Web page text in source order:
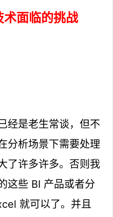
术面临的挑战
经是老生常谈，但不
分析场景下需要处理
了许多许多。否则我
这些 BI 产品或者分
就可以了。并且